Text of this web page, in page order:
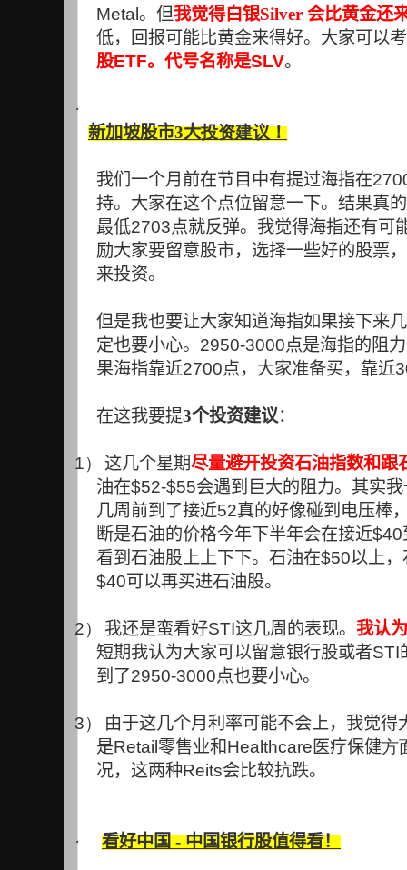
Metal 。但我觉得白银Silver 会比黄金还
低，回报可能比黄金来得好。大家可以
股ETF。代号名称是SLV。
·
新加坡股市3大投资建议！
我们一个月前在节目中有提过海指在
持。大家在这个点位留意一下。结果真
最低2703点就反弹。我觉得海指还有可
励大家要留意股市，选择一些好的股票
来投资。
但是我也要让大家知道海指如果接下来
定也要小心。 2950-3000点是海指的阻
果海指靠近2700点，大家准备买，靠近
在这我要提3个投资建议：
1） 这几个星期尽量避开投资石油指数和跟
油在$52-$55会遇到巨大的阻力。其实
几周前到了接近52真的好像碰到电压棒
断是石油的价格今年下半年会在接近$40
看到石油股上上下下。石油在$50以上
$40可以再买进石油股。
2） 我还是蛮看好STI这几周的表现。 我认
短期我认为大家可以留意银行股或者STI
到了2950-3000点也要小心。
3）
由于这几个月利率可能不会上，我觉得
是Retail 零售业和Healthcare 医疗保健方
况，这两种Reits会比较抗跌。
· 看好中国 - 中国银行股值得看！